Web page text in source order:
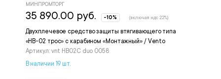
Двухплечевое средство защиты втягивающего типа
«НВ-02 трос» с карабином «Монтажный» / Vento
Артикул: vnt HB02C duo 0058
МИНПРОМТОРГ
35 890.00 руб. -10% (включая ндс 22%)
В наличии 19 шт.